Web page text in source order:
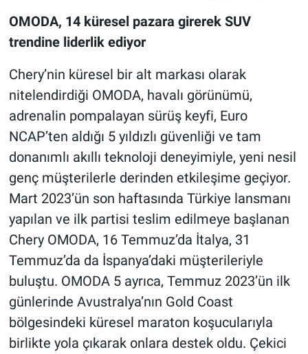
OMODA, 14 küresel pazara girerek SUV
trendine liderlik ediyor
Chery’nin küresel bir alt markası olarak
nitelendirdiği OMODA, havalı görünümü,
adrenalin pompalayan sürüş keyfi, Euro
NCAP’ten aldığı 5 yıldızlı güvenliği ve tam
donanımlı akıllı teknoloji deneyimiyle, yeni nesil
genç müşterilerle derinden etkileşime geçiyor.
Mart 2023’ün son haftasında Türkiye lansmanı
yapılan ve ilk partisi teslim edilmeye başlanan
Chery OMODA, 16 Temmuz’da İtalya, 31
Temmuz’da da İspanya’daki müşterileriyle
buluştu. OMODA 5 ayrıca, Temmuz 2023’ün ilk
günlerinde Avustralya’nın Gold Coast
bölgesindeki küresel maraton koşucularıyla
birlikte yola çıkarak onlara destek oldu. Çekici